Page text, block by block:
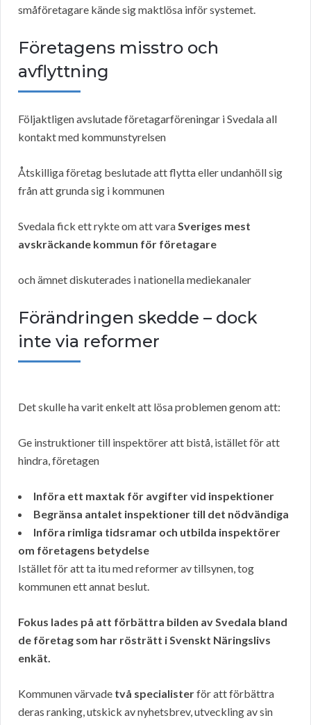
småföretagare kände sig maktlösa inför systemet.
Företagens misstro och
avflyttning
Följaktligen avslutade företagarföreningar i Svedala all
kontakt med kommunstyrelsen
Åtskilliga företag beslutade att flytta eller undanhöll sig
från att grunda sig i kommunen
Svedala fick ett rykte om att varaSveriges mest
avskräckande kommun för företagare
och ämnet diskuterades i nationella mediekanaler
Förändringen skedde – dock
inte via reformer
Det skulle ha varit enkelt att lösa problemen genom att:
Ge instruktioner till inspektörer att bistå, istället för att
hindra, företagen
Införa ett maxtak för avgifter vid inspektioner
Begränsa antalet inspektioner till det nödvändiga
Införa rimliga tidsramar och utbilda inspektörer
om företagens betydelse
Istället för att ta itu med reformer av tillsynen, tog
kommunen ett annat beslut.
Fokus lades på att förbättra bilden av Svedala bland
de företag som har rösträtt i Svenskt Näringslivs
enkät.
Kommunen värvade två specialisterför att förbättra
deras ranking, utskick av nyhetsbrev, utveckling av sin